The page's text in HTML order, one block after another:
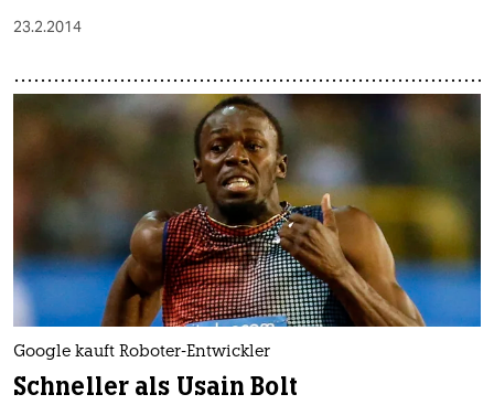
23.2.2014
Google kauft Roboter-Entwickler
Schneller als Usain Bolt